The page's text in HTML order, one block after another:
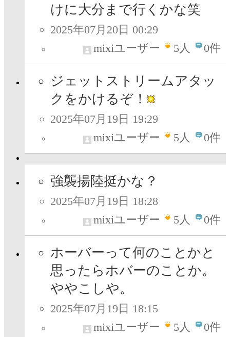
けに大分まで行くかな笑
2025年07月20日 00:29
mixiユーザー
5人 0件
ジェットストリームアタッ
クをかけるぞ！
2025年07月19日 19:29
mixiユーザー
5人 0件
強襲揚陸挺かな？
2025年07月19日 18:28
mixiユーザー
5人 0件
ホーバーって何のことかと
思ったらホバーのことか。
ややこしや。
2025年07月19日 18:15
mixiユーザー
5人 0件